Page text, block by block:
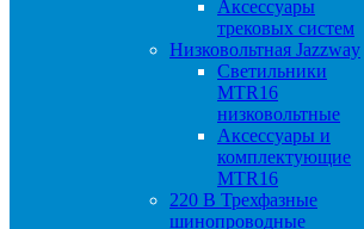
Аксессуары
трековых систем
Низковольтная Jazzway
Светильники
MTR16
низковольтные
Аксессуары и
комплектующие
MTR16
220 B Трехфазные
шинопроводные